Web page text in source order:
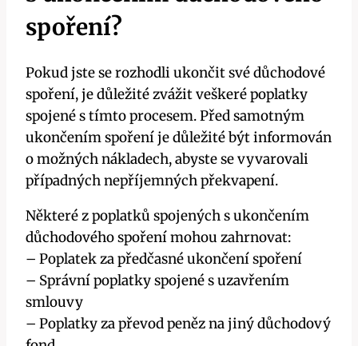
spoření?
Pokud jste se rozhodli ukončit své důchodové
spoření, je důležité zvážit veškeré poplatky
spojené s tímto procesem. Před samotným
ukončením spoření je důležité být informován
o možných nákladech, abyste se vyvarovali
případných nepříjemných překvapení.
Některé z poplatků spojených s ukončením
důchodového spoření mohou zahrnovat:
– Poplatek za předčasné ukončení spoření
– Správní poplatky spojené s uzavřením
smlouvy
– Poplatky za převod peněz na jiný důchodový